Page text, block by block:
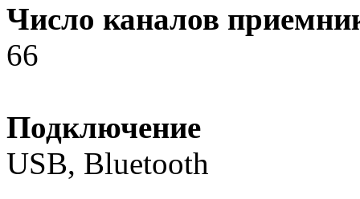
Число каналов
66
Подключение
USB, Bluetooth